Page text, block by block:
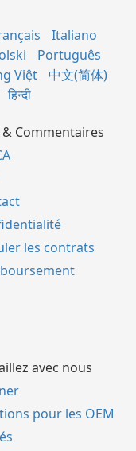
Italiano
Português
Việt
中文(简体)
हिन्दी
& Commentaires
les contrats
avec nous
pour les OEM